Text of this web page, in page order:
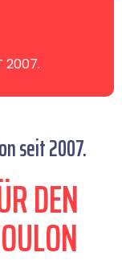
2007.
seit 2007.
DEN